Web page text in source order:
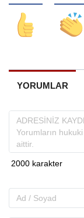
YORUMLAR